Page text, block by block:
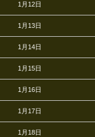
1月12日
1月13日
1月14日
1月15日
1月16日
1月17日
1月18日